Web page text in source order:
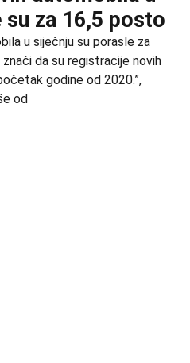
za 16,5 posto
u siječnju su porasle za
da su registracije novih
godine od 2020.”,
od